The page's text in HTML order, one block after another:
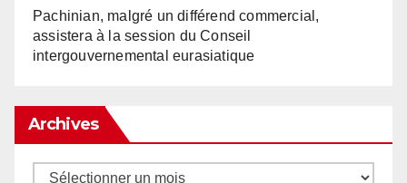
Pachinian, malgré un différend commercial,
assistera à la session du Conseil
intergouvernemental eurasiatique
Archives
Archives